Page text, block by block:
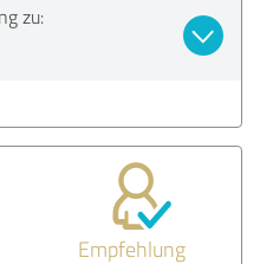
zu:
Empfehlung